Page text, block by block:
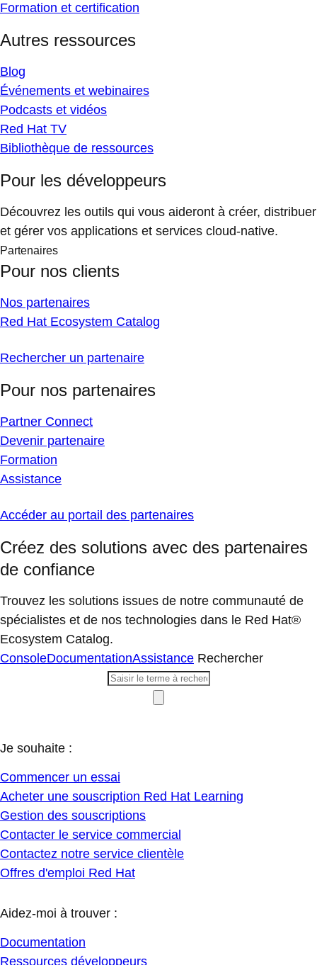
Formation et certification
Autres ressources
Blog
Événements et webinaires
Podcasts et vidéos
Red Hat TV
Bibliothèque de ressources
Pour les développeurs
Découvrez les outils qui vous aideront à créer, distribuer
et gérer vos applications et services cloud-native.
Partenaires
Pour nos clients
Nos partenaires
Red Hat Ecosystem Catalog
Rechercher un partenaire
Pour nos partenaires
Partner Connect
Devenir partenaire
Formation
Assistance
Accéder au portail des partenaires
Créez des solutions avec des partenaires
de confiance
Trouvez les solutions issues de notre communauté de
spécialistes et de nos technologies dans le Red Hat®
Ecosystem Catalog.
ConsoleDocumentationAssistance Rechercher
Je souhaite :
Commencer un essai
Acheter une souscription Red Hat Learning
Gestion des souscriptions
Contacter le service commercial
Contactez notre service clientèle
Offres d'emploi Red Hat
Aidez-moi à trouver :
Documentation
Ressources développeurs